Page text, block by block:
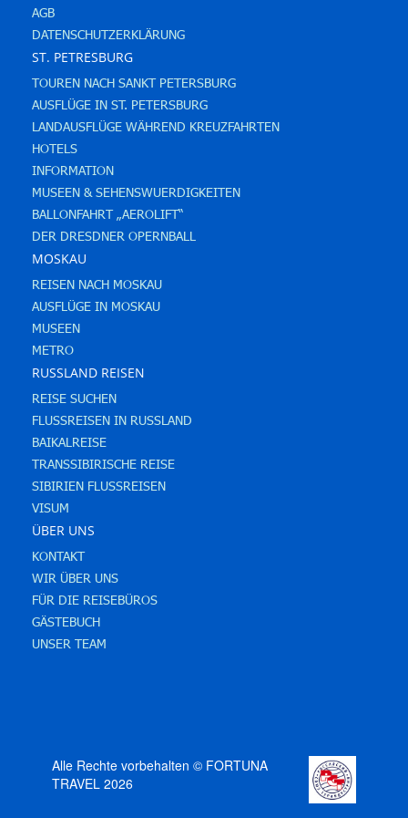
AGB
DATENSCHUTZERKLÄRUNG
ST. PETRESBURG
TOUREN NACH SANKT PETERSBURG
AUSFLÜGE IN ST. PETERSBURG
LANDAUSFLÜGE WÄHREND KREUZFAHRTEN
HOTELS
INFORMATION
MUSEEN & SEHENSWUERDIGKEITEN
BALLONFAHRT „AEROLIFT“
DER DRESDNER OPERNBALL
MOSKAU
REISEN NACH MOSKAU
AUSFLÜGE IN MOSKAU
MUSEEN
METRO
RUSSLAND REISEN
REISE SUCHEN
FLUSSREISEN IN RUSSLAND
BAIKALREISE
TRANSSIBIRISCHE REISE
SIBIRIEN FLUSSREISEN
VISUM
ÜBER UNS
KONTAKT
WIR ÜBER UNS
FÜR DIE REISEBÜROS
GÄSTEBUCH
UNSER TEAM
Alle Rechte vorbehalten © FORTUNA
TRAVEL 2026